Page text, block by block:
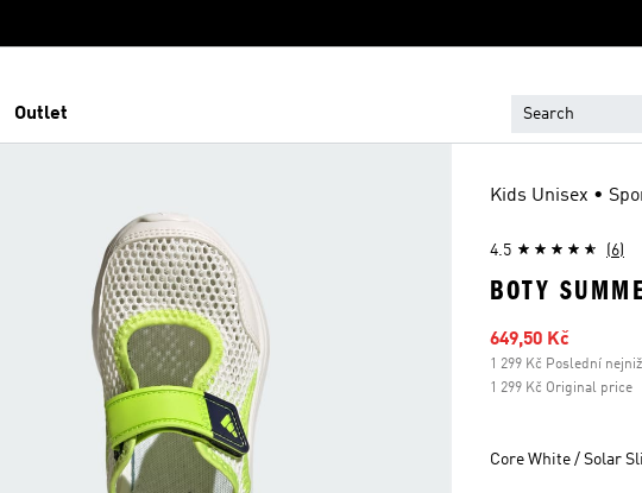
Outlet
Kids Unisex •
4.5 (6)
BOTY
Zlevněná cena
649,50 Kč
1 299 Kč Poslední
1 299 Kč Original price
Core White / Solar